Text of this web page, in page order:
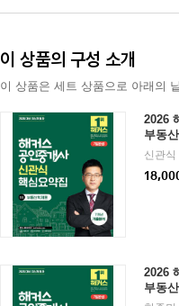
이 상품의 구성 소개
이 상품은 세트 상품으로 아래의
2026
부동
사 1차
신관식
2026
부동